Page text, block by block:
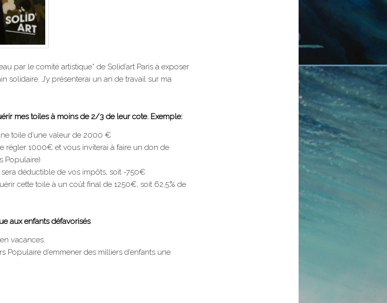
par le comité artistique* de Solid’art Paris à exposer
solidaire. J’y présenterai un an de travail sur ma
mes toiles à moins de 2/3 de leur cote. Exemple:
toile d’une valeur de 2000 €
régler 1000€ et vous inviterai à faire un don de
Populaire)
sera déductible de vos impôts, soit -750€
cette toile à un coût final de 1250€, soit 62,5% de
aux enfants défavorisés
vacances.
Populaire d’emmener des milliers d’enfants une